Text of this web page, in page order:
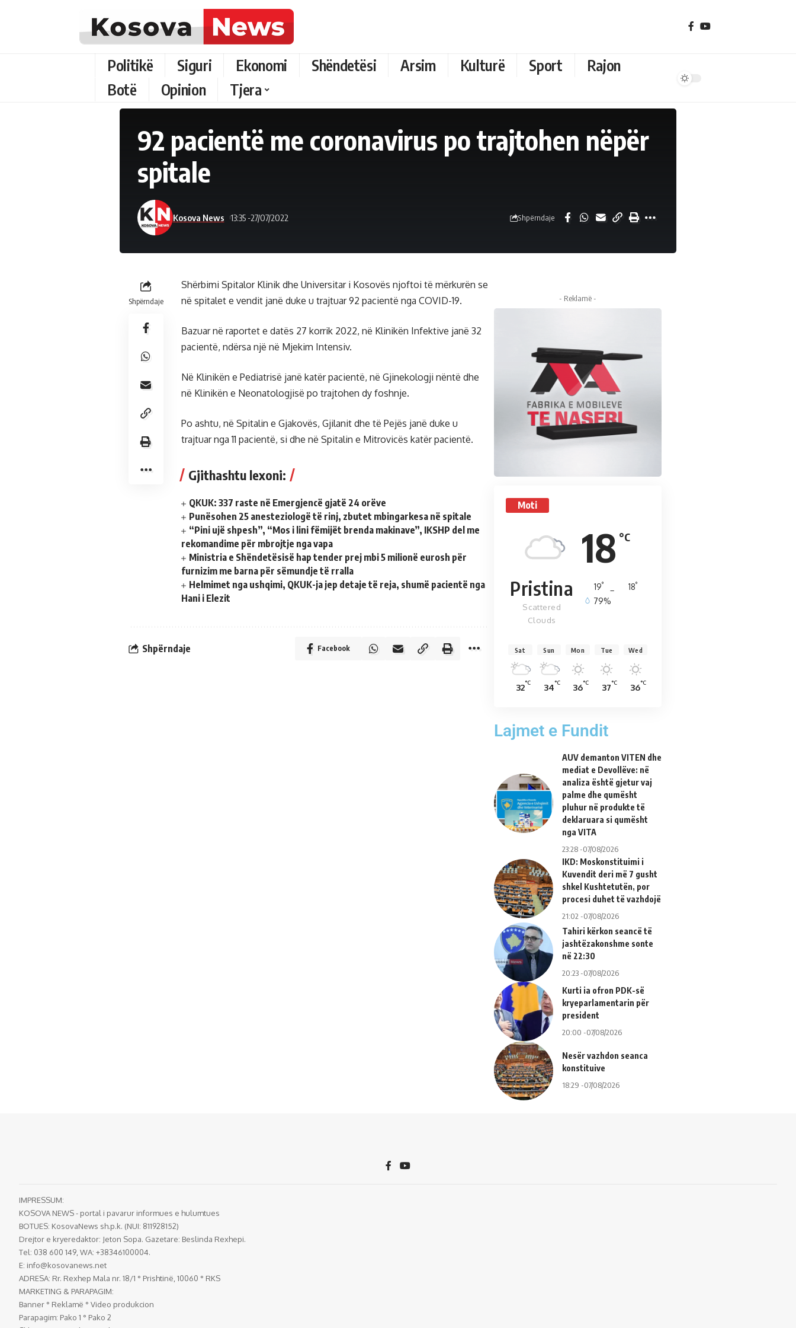
Politikë Siguri Ekonomi Shëndetësi Arsim Kulturë Sport
Rajon
Botë
Opinion Tjera
92 pacientë me coronavirus po trajtohen nëpër
spitale
Kosova News 13:35 -27/07/2022 Shpërndaje
Shpërndaje
Shërbimi Spitalor Klinik dhe Universitar i Kosovës njoftoi të mërkurën se
në spitalet e vendit janë duke u trajtuar 92 pacientë nga COVID-19.
Bazuar në raportet e datës 27 korrik 2022, në Klinikën Infektive janë 32
pacientë, ndërsa një në Mjekim Intensiv.
Në Klinikën e Pediatrisë janë katër pacientë, në Gjinekologji nëntë dhe
në Klinikën e Neonatologjisë po trajtohen dy foshnje.
Po ashtu, në Spitalin e Gjakovës, Gjilanit dhe të Pejës janë duke u
trajtuar nga 11 pacientë, si dhe në Spitalin e Mitrovicës katër pacientë.
Gjithashtu lexoni:
QKUK: 337 raste në Emergjencë gjatë 24 orëve
Punësohen 25 anesteziologë të rinj, zbutet mbingarkesa në spitale
“Pini ujë shpesh”, “Mos i lini fëmijët brenda makinave”, IKSHP del me
rekomandime për mbrojtje nga vapa
Ministria e Shëndetësisë hap tender prej mbi 5 milionë eurosh për
furnizim me barna për sëmundje të rralla
Helmimet nga ushqimi, QKUK-ja jep detaje të reja, shumë pacientë nga
Hani i Elezit
Shpërndaje Facebook
- Reklamë -
Moti
18 °C
Pristina
Scattered
Clouds
19° 18°
79%
Sat
32°C
Sun
34°C
Mon
36°C
Tue
37°C
Wed
36°C
Lajmet e Fundit
AUV demanton VITEN dhe
mediat e Devollëve: në
analiza është gjetur vaj
palme dhe qumësht
pluhur në produkte të
deklaruara si qumësht
nga VITA
23:28 -07/08/2026
IKD: Moskonstituimi i
Kuvendit deri më 7 gusht
shkel Kushtetutën, por
procesi duhet të vazhdojë
21:02 -07/08/2026
Tahiri kërkon seancë të
jashtëzakonshme sonte
në 22:30
20:23 -07/08/2026
Kurti ia ofron PDK-së
kryeparlamentarin për
president
20:00 -07/08/2026
Nesër vazhdon seanca
konstituive
18:29 -07/08/2026
IMPRESSUM:
KOSOVA NEWS - portal i pavarur informues e hulumtues
BOTUES: KosovaNews sh.p.k. (NUI: 811928152)
Drejtor e kryeredaktor: Jeton Sopa. Gazetare: Beslinda Rexhepi.
Tel: 038 600 149, WA: +38346100004.
E: info@kosovanews.net
ADRESA: Rr. Rexhep Mala nr. 18/1 ° Prishtinë, 10060 ° RKS
MARKETING & PARAPAGIM:
Banner ° Reklamë ° Video produkcion
Parapagim: Pako 1 ° Pako 2